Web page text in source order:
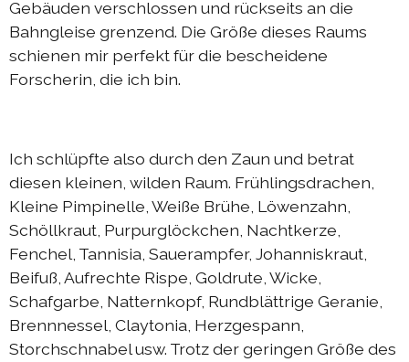
DIEresidenzEXTRA 2021
Austausch Die-Berlin 2020
Austausch Berlin-Die 2020
Austausch Die-Berlin 2019
Austausch Berlin-Die 2019
Sommerprogramm 2019
Austausch Berlin-Die 2018
Austausch Die-Berlin 2018
Sommerprogramm 2018
Gebäuden verschlossen und rückseits an die
Bahngleise grenzend. Die Größe dieses Raums
schienen mir perfekt für die bescheidene
Forscherin, die ich bin.
Ich schlüpfte also durch den Zaun und betrat
diesen kleinen, wilden Raum. Frühlingsdrachen,
Kleine Pimpinelle, Weiße Brühe, Löwenzahn,
Schöllkraut, Purpurglöckchen, Nachtkerze,
Fenchel, Tannisia, Sauerampfer, Johanniskraut,
Beifuß, Aufrechte Rispe, Goldrute, Wicke,
Schafgarbe, Natternkopf, Rundblättrige Geranie,
Brennnessel, Claytonia, Herzgespann,
Storchschnabel usw. Trotz der geringen Größe des